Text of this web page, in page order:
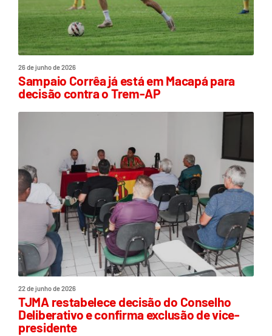
26 de junho de 2026
Sampaio Corrêa já está em Macapá para
decisão contra o Trem-AP
22 de junho de 2026
TJMA restabelece decisão do Conselho
Deliberativo e confirma exclusão de vice-
presidente